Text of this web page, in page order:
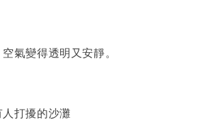
氣變得透明又安靜。
打擾的沙灘